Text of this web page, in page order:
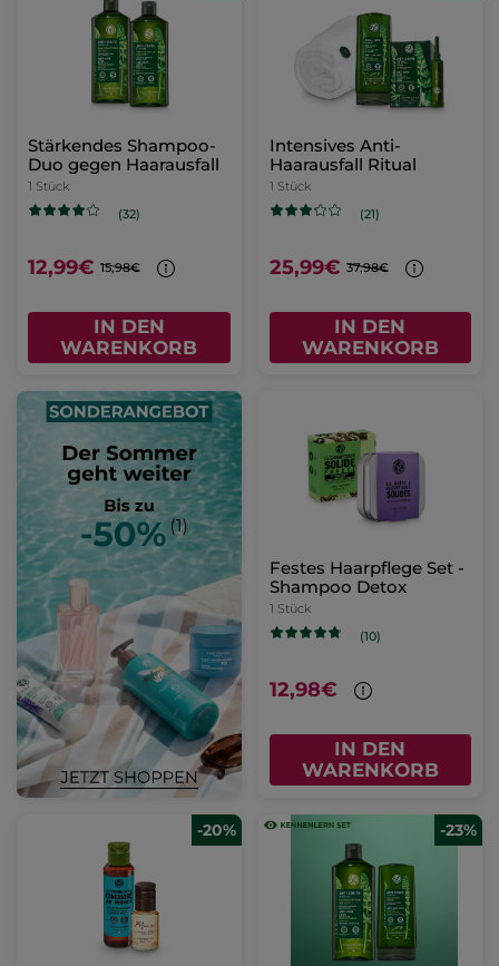
Stärkendes Shampoo-
Duo gegen Haarausfall
1 Stück
(32)
12,99€ 15,98€
IN DEN
WARENKORB
Intensives Anti-
Haarausfall Ritual
1 Stück
(21)
25,99€ 37,98€
IN DEN
WARENKORB
Festes Haarpflege Set -
Shampoo Detox
1 Stück
(10)
12,98€
IN DEN
WARENKORB
-20% -23%